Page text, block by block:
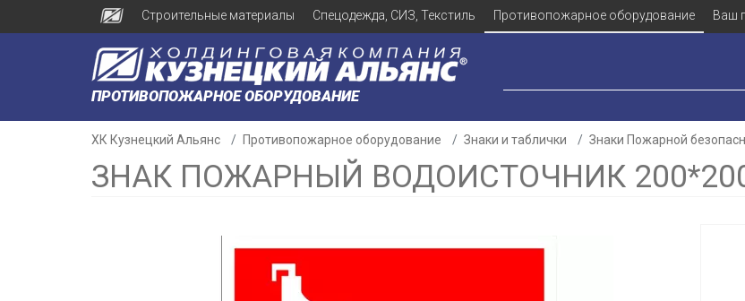
Строительные материалы Спецодежда, СИЗ, Текстиль Противопожарное оборудование Ваш
ПРОТИВОПОЖАРНОЕ ОБОРУДОВАНИЕ
ХК Кузнецкий Альянс Противопожарное оборудование Знаки и таблички Знаки Пожарной
ЗНАК ПОЖАРНЫЙ ВОДОИСТОЧНИК